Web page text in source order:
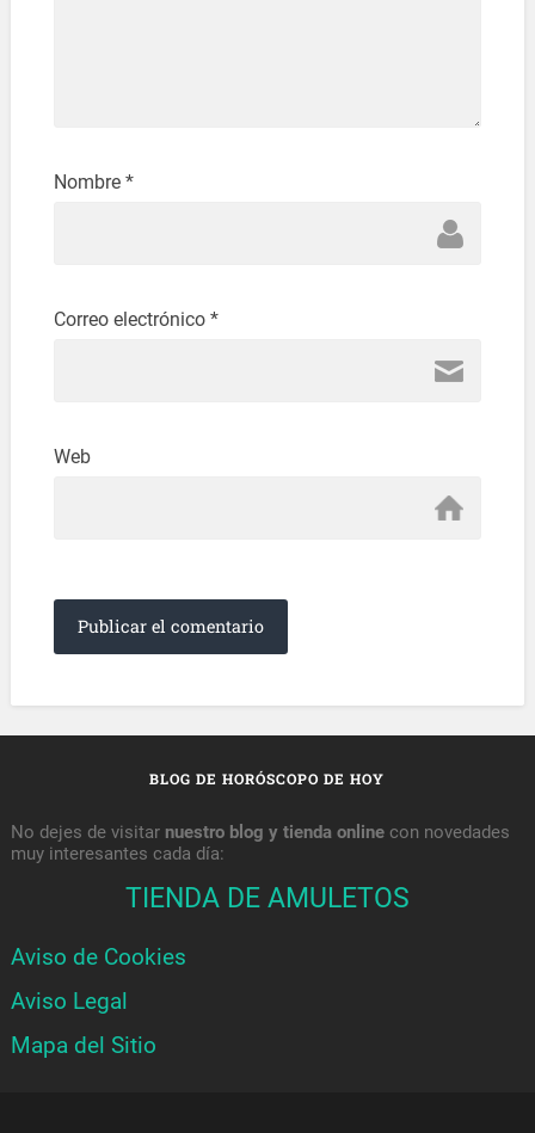
Nombre *
Correo electrónico *
Web
BLOG DE HORÓSCOPO DE HOY
No dejes de visitar nuestro blog y tienda onlinecon novedades
muy interesantes cada día:
TIENDA DE AMULETOS
Aviso de Cookies
Aviso Legal
Mapa del Sitio